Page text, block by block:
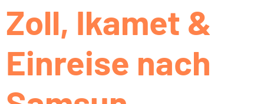
Zoll, Ikamet &
Einreise nach